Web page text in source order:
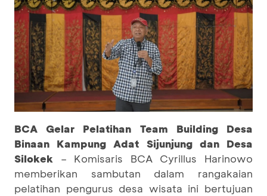
BCA Gelar Pelatihan Team Building Desa
Binaan Kampung Adat Sijunjung dan Desa
Silokek – Komisaris BCA Cyrillus Harinowo
memberikan sambutan dalam rangakaian
pelatihan pengurus desa wisata ini bertujuan